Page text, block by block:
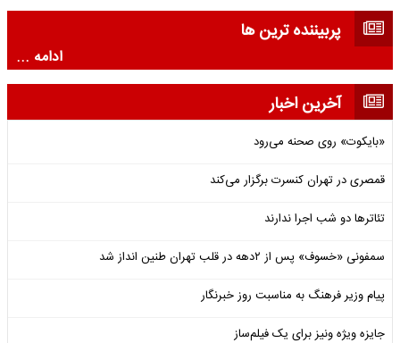
پربیننده ترین ها
ادامه ...
آخرین اخبار
«بایکوت» روی صحنه می‌رود
قمصری در تهران کنسرت برگزار می‌کند
تئاترها دو شب اجرا ندارند
سمفونی «خسوف» پس از ۲دهه در قلب تهران طنین انداز شد
پیام وزیر فرهنگ به مناسبت روز خبرنگار
جایزه ویژه ونیز برای یک فیلم‌ساز